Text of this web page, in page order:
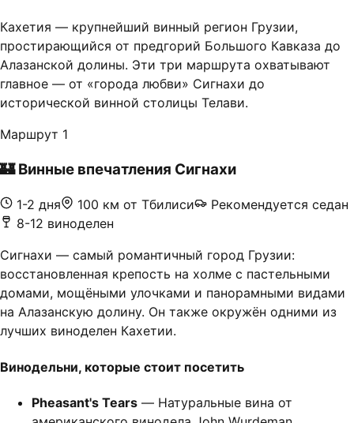
Кахетия — крупнейший винный регион Грузии,
простирающийся от предгорий Большого Кавказа до
Алазанской долины. Эти три маршрута охватывают
главное — от «города любви» Сигнахи до
исторической винной столицы Телави.
Маршрут 1
🏰 Винные впечатления Сигнахи
1-2 дня 100 км от Тбилиси
Рекомендуется седан
8-12 виноделен
Сигнахи — самый романтичный город Грузии:
восстановленная крепость на холме с пастельными
домами, мощёными улочками и панорамными видами
на Алазанскую долину. Он также окружён одними из
лучших виноделен Кахетии.
Винодельни, которые стоит посетить
Pheasant's Tears — Натуральные вина от